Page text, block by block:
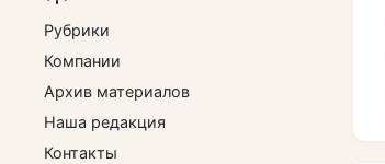
Рубрики
Компании
Архив материалов
Наша редакция
Контакты